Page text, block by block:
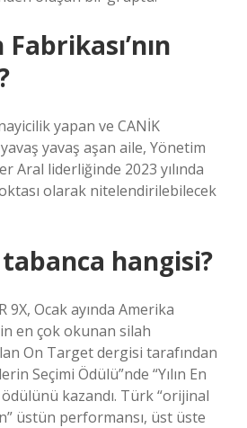
yapan ve CANİK
yavaş yavaş aşan aile, Yönetim
Aral liderliğinde 2023 yılında
olarak nitelendirilebilecek
hangisi?
9X, Ocak ayında Amerika
en çok okunan silah
On Target dergisi tarafından
Seçimi Ödülü”nde “Yılın En
ödülünü kazandı. Türk “orijinal
üstün performansı, üst üste